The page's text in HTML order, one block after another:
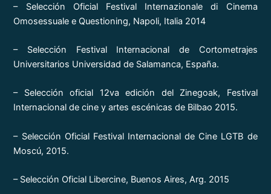
– Selección Oficial Festival Internazionale di Cinema
Omosessuale e Questioning, Napoli, Italia 2014
– Selección Festival Internacional de Cortometrajes
Universitarios Universidad de Salamanca, España.
– Selección oficial 12va edición del Zinegoak, Festival
Internacional de cine y artes escénicas de Bilbao 2015.
– Selección Oficial Festival Internacional de Cine LGTB de
Moscú, 2015.
– Selección Oficial Libercine, Buenos Aires, Arg. 2015